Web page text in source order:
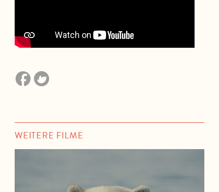
WEITERE FILME